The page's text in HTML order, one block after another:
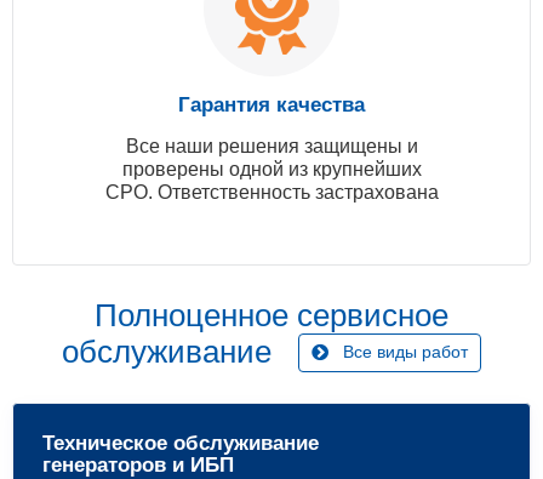
Гарантия качества
Все наши решения защищены и
проверены одной из крупнейших
СРО. Ответственность застрахована
Полноценное сервисное
обслуживание
Все виды работ
Техническое обслуживание
генераторов и ИБП